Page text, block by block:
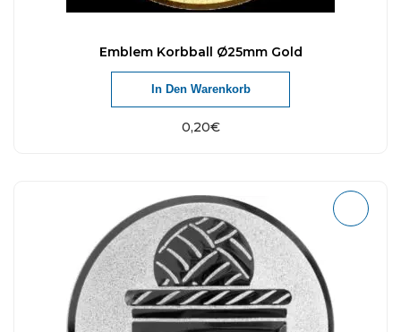
Emblem Korbball Ø25mm Gold
0,20€
In Den Warenkorb